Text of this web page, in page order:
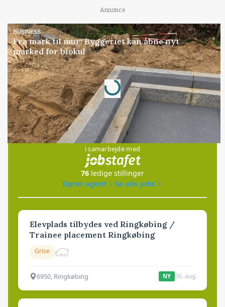
Annonce
BUSINESS
Fra mark til mur: Byggeriet kan åbne nyt
marked for biokul
Annonce
Loading...
Jobs
i samarbejde med
76 ledige stillinger
Opret agent
Se alle jobs
Elevplads tilbydes ved Ringkøbing /
Trainee placement Ringkøbing
Grise
6950, Ringkøbing NY 06. aug.